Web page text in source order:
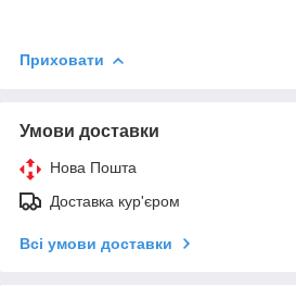
Приховати
Умови доставки
Нова Пошта
Доставка кур'єром
Всі умови доставки